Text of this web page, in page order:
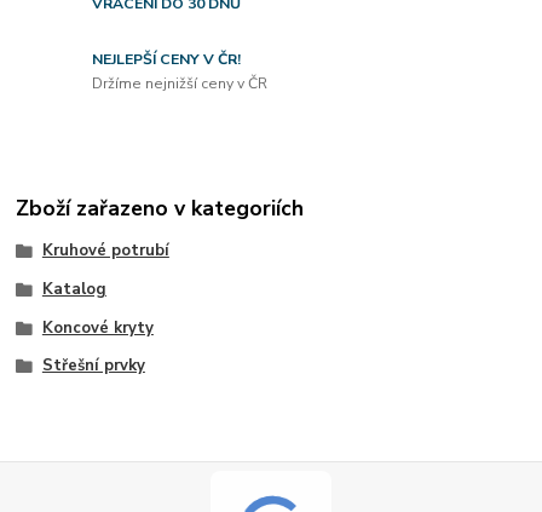
VRÁCENÍ DO 30 DNŮ
NEJLEPŠÍ CENY V ČR!
Držíme nejnižší ceny v ČR
Zboží zařazeno v kategoriích
Kruhové potrubí
Katalog
Koncové kryty
Střešní prvky